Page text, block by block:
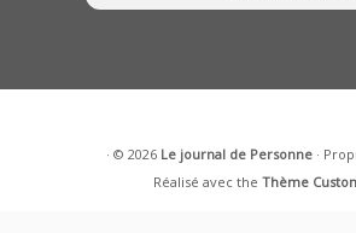
· © 2026 Le journal de Personne·
Réalisé avec theThème